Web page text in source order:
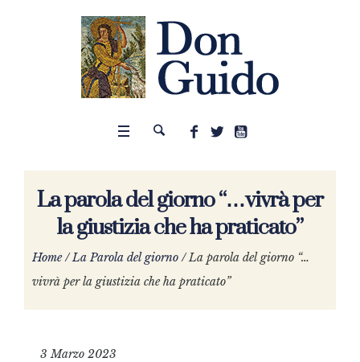
La parola del giorno “…vivrà per
la giustizia che ha praticato”
Home /La Parola del giorno /La parola del giorno “…
vivrà per la giustizia che ha praticato”
3 Marzo 2023